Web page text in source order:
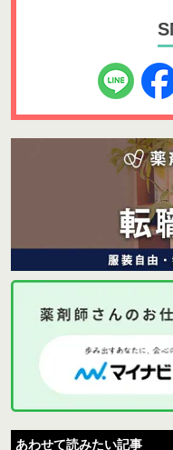
あわせて読みたい記事